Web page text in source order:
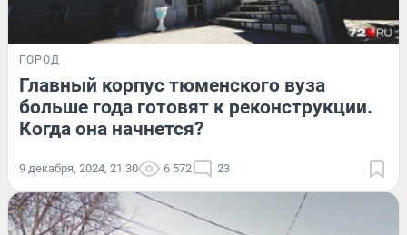
ГОРОД
Главный корпус тюменского вуза
больше года готовят к реконструкции.
Когда она начнется?
9 декабря, 2024, 21:30 6 572 23